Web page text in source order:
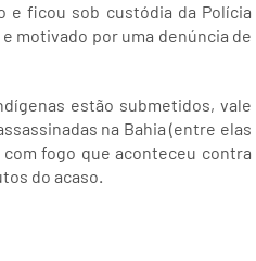
e ficou sob custódia da Polícia
motivado por uma denúncia de
estão submetidos, vale
na Bahia (entre elas
fogo que aconteceu contra
do acaso.